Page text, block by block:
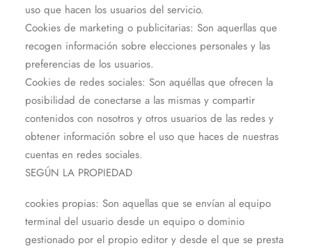
uso que hacen los usuarios del servicio.
Cookies de marketing o publicitarias: Son aquerllas que
recogen información sobre elecciones personales y las
preferencias de los usuarios.
Cookies de redes sociales: Son aquéllas que ofrecen la
posibilidad de conectarse a las mismas y compartir
contenidos con nosotros y otros usuarios de las redes y
obtener información sobre el uso que haces de nuestras
cuentas en redes sociales.
SEGÚN LA PROPIEDAD
cookies propias: Son aquellas que se envían al equipo
terminal del usuario desde un equipo o dominio
gestionado por el propio editor y desde el que se presta